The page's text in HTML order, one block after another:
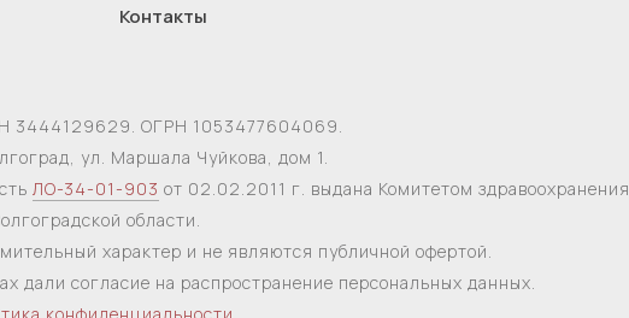
Контакты
3444129629. ОГРН 1053477604069.
ул. Маршала Чуйкова, дом 1.
ЛО-34-01-903 от 02.02.2011 г. выдана Комитетом здравоохранения
области.
характер и не являются публичной офертой.
дали согласие на распространение персональных данных.